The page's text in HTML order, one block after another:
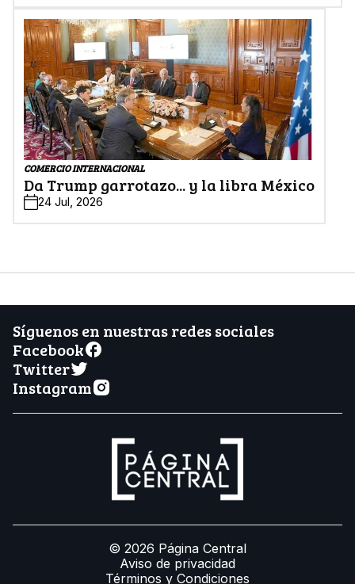
COMERCIO INTERNACIONAL
Da Trump garrotazo... y la libra México
24 Jul, 2026
Síguenos en nuestras redes sociales
Facebook
Twitter
Instagram
© 2026 Página Central
Aviso de privacidad
Términos y Condiciones